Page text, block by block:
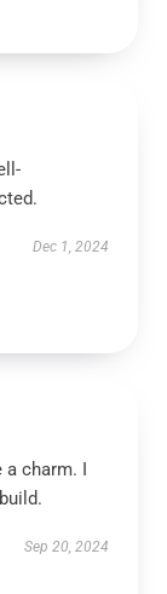
Dec 1, 2024
charm. I
Sep 20, 2024